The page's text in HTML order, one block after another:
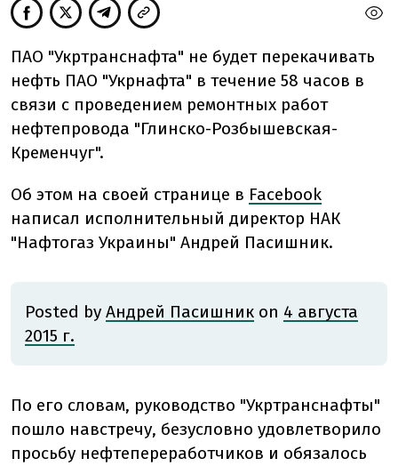
ПАО "Укртранснафта" не будет перекачивать
нефть ПАО "Укрнафта" в течение 58 часов в
связи с проведением ремонтных работ
нефтепровода "Глинско-Розбышевская-
Кременчуг".
Об этом на своей странице в Facebook
написал исполнительный директор НАК
"Нафтогаз Украины" Андрей Пасишник.
Posted by Андрей Пасишник on 4 августа
2015 г.
По его словам, руководство "Укртранснафты"
пошло навстречу, безусловно удовлетворило
просьбу нефтепереработчиков и обязалось